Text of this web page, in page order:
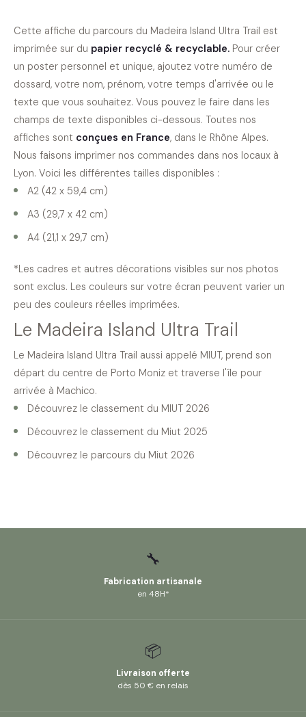
Cette affiche du parcours du Madeira Island Ultra Trail est
imprimée sur du papier recyclé & recyclable. Pour créer
un poster personnel et unique, ajoutez votre numéro de
dossard, votre nom, prénom, votre temps d'arrivée ou le
texte que vous souhaitez. Vous pouvez le faire dans les
champs de texte disponibles ci-dessous. Toutes nos
affiches sont conçues en France, dans le Rhône Alpes.
Nous faisons imprimer nos commandes dans nos locaux à
Lyon. Voici les différentes tailles disponibles :
A2 (42 x 59,4 cm)
A3 (29,7 x 42 cm)
A4 (21,1 x 29,7 cm)
*Les cadres et autres décorations visibles sur nos photos
sont exclus. Les couleurs sur votre écran peuvent varier un
peu des couleurs réelles imprimées.
Le Madeira Island Ultra Trail
Le Madeira Island Ultra Trail aussi appelé MIUT, prend son
départ du centre de Porto Moniz et traverse l'île pour
arrivée à Machico.
Découvrez le classement du MIUT 2026
Découvrez le classement du Miut 2025
Découvrez le parcours du Miut 2026
🔧
Fabrication artisanale
en 48H*
📦
Livraison offerte
dès 50 € en relais